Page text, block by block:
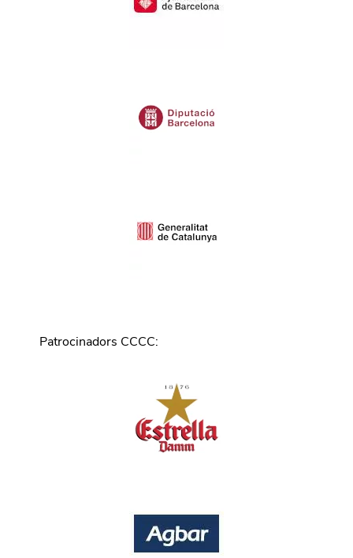
Patrocinadors CCCC: